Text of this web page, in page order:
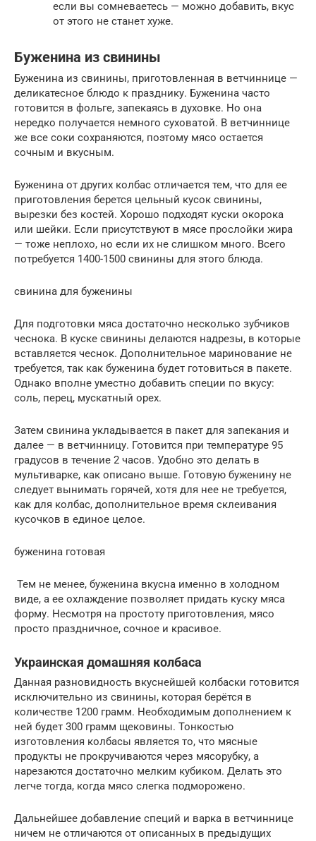
если вы сомневаетесь — можно добавить, вкус
от этого не станет хуже.
Буженина из свинины
Буженина из свинины, приготовленная в ветчиннице —
деликатесное блюдо к празднику. Буженина часто
готовится в фольге, запекаясь в духовке. Но она
нередко получается немного суховатой. В ветчиннице
же все соки сохраняются, поэтому мясо остается
сочным и вкусным.
Буженина от других колбас отличается тем, что для ее
приготовления берется цельный кусок свинины,
вырезки без костей. Хорошо подходят куски окорока
или шейки. Если присутствуют в мясе прослойки жира
— тоже неплохо, но если их не слишком много. Всего
потребуется 1400-1500 свинины для этого блюда.
свинина для буженины
Для подготовки мяса достаточно несколько зубчиков
чеснока. В куске свинины делаются надрезы, в которые
вставляется чеснок. Дополнительное маринование не
требуется, так как буженина будет готовиться в пакете.
Однако вполне уместно добавить специи по вкусу:
соль, перец, мускатный орех.
Затем свинина укладывается в пакет для запекания и
далее — в ветчинницу. Готовится при температуре 95
градусов в течение 2 часов. Удобно это делать в
мультиварке, как описано выше. Готовую буженину не
следует вынимать горячей, хотя для нее не требуется,
как для колбас, дополнительное время склеивания
кусочков в единое целое.
буженина готовая
Тем не менее, буженина вкусна именно в холодном
виде, а ее охлаждение позволяет придать куску мяса
форму. Несмотря на простоту приготовления, мясо
просто праздничное, сочное и красивое.
Украинская домашняя колбаса
Данная разновидность вкуснейшей колбаски готовится
исключительно из свинины, которая берётся в
количестве 1200 грамм. Необходимым дополнением к
ней будет 300 грамм щековины. Тонкостью
изготовления колбасы является то, что мясные
продукты не прокручиваются через мясорубку, а
нарезаются достаточно мелким кубиком. Делать это
легче тогда, когда мясо слегка подморожено.
Дальнейшее добавление специй и варка в ветчиннице
ничем не отличаются от описанных в предыдущих